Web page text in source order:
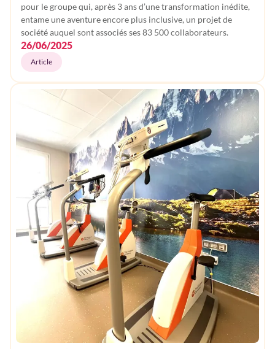
pour le groupe qui, après 3 ans d’une transformation inédite,
entame une aventure encore plus inclusive, un projet de
société auquel sont associés ses 83 500 collaborateurs.
26/06/2025
Article